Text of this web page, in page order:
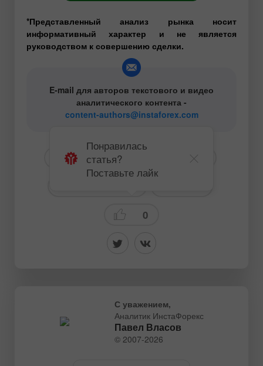
*Представленный анализ рынка носит
информативный характер и не является
руководством к совершению сделки.
E-mail для авторов текстового и видео
аналитического контента -
content-authors@instaforex.com
# EUR # USD # EURUSD
0
Понравилась
статья?
Поставьте лайк
С уважением,
Аналитик ИнстаФорекс
Павел Власов
© 2007-2026